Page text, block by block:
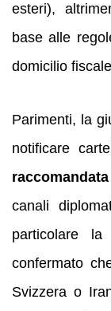
esteri),
base alle
domicilio
Parimenti, la
notificare
canali
particolare
confermato
Svizzera o